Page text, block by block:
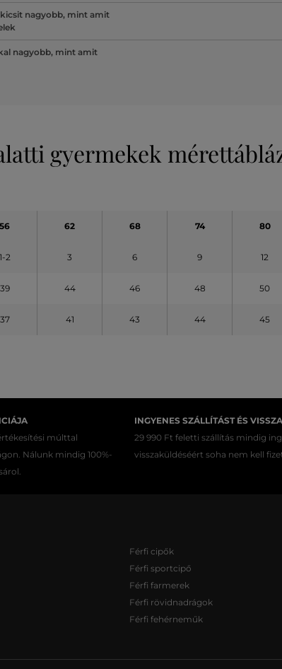
nagyobb, mint amit
nagyobb, mint amit
gyermekek
56 62 68 74 80
1-2 3 6 9 12
39 44 46 48 50
37 41 43 44 45
múlttal
Nálunk mindig 100%-
INGYENES SZÁLLÍTÁST ÉS
29 990 Ft feletti szállítás mindig
visszaküldéséért soha nem kell
Férfi cipők
Férfi sportcipő
Férfi farmerek
Férfi rövidnadrágok
Férfi fehérneműk